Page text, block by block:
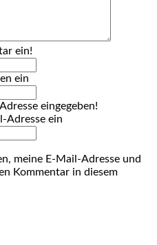
ein!
ein
eingegeben!
Adresse ein
meine E-Mail-Adresse und
Kommentar in diesem